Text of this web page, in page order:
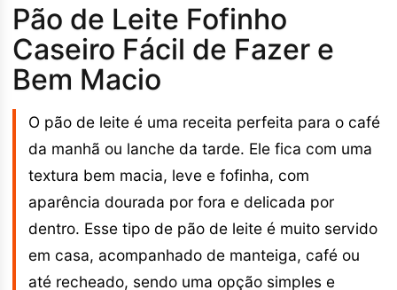
Pão de Leite Fofinho
Caseiro Fácil de Fazer e
Bem Macio
O pão de leite é uma receita perfeita para o café
da manhã ou lanche da tarde. Ele fica com uma
textura bem macia, leve e fofinha, com
aparência dourada por fora e delicada por
dentro. Esse tipo de pão de leite é muito servido
em casa, acompanhado de manteiga, café ou
até recheado, sendo uma opção simples e